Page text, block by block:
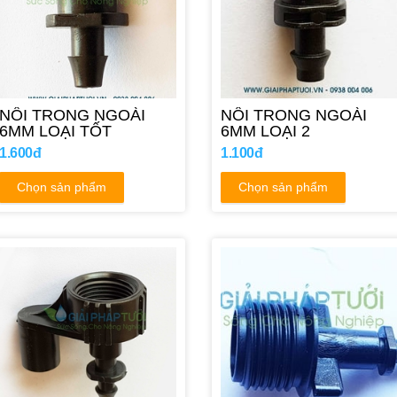
NỐI TRONG NGOÀI
6MM LOẠI TỐT
1.600đ
Chọn sản phẩm
NỐI TRONG NGOÀI
6MM LOẠI 2
1.100đ
Chọn sản phẩm